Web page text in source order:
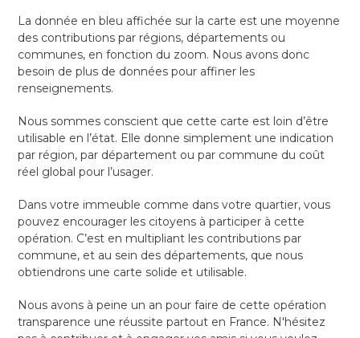
La donnée en bleu affichée sur la carte est une moyenne
des contributions par régions, départements ou
communes, en fonction du zoom. Nous avons donc
besoin de plus de données pour affiner les
renseignements.
Nous sommes conscient que cette carte est loin d’être
utilisable en l’état. Elle donne simplement une indication
par région, par département ou par commune du coût
réel global pour l’usager.
Dans votre immeuble comme dans votre quartier, vous
pouvez encourager les citoyens à participer à cette
opération. C’est en multipliant les contributions par
commune, et au sein des départements, que nous
obtiendrons une carte solide et utilisable.
Nous avons à peine un an pour faire de cette opération
transparence une réussite partout en France. N'hésitez